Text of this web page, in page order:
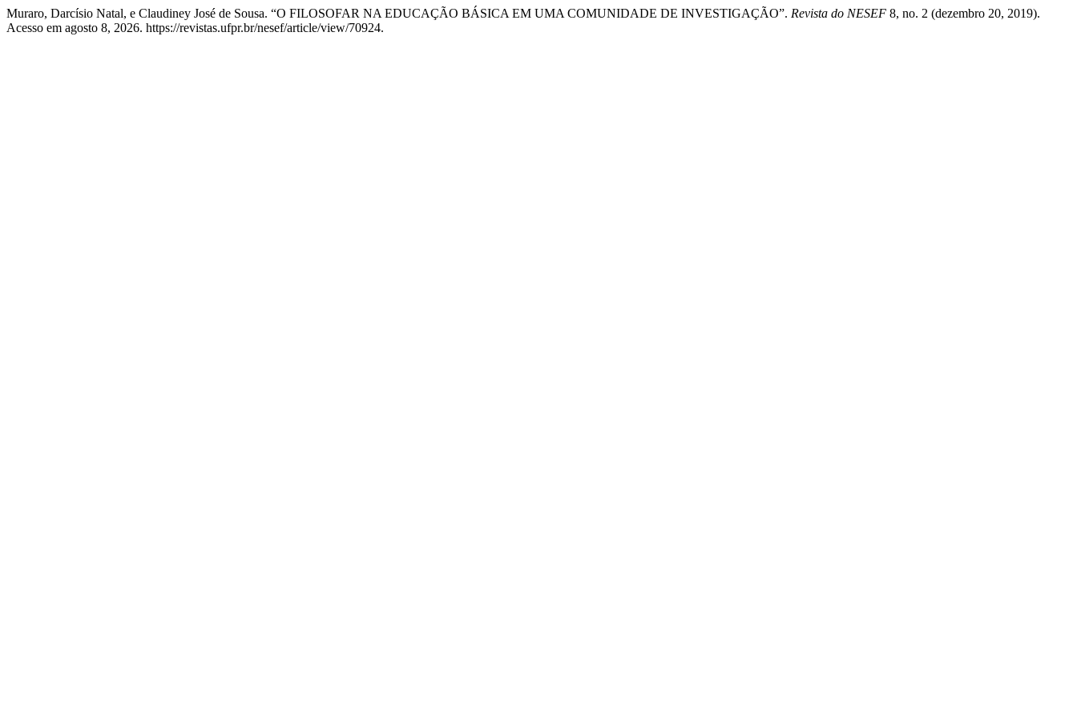
Muraro, Darcísio Natal, e Claudiney José de Sousa. “O FILOSOFAR NA EDUCAÇÃO BÁSICA EM UMA COMUNIDADE DE INVESTIGAÇÃO”. Revista do NESEF 8, no. 2 (dezembro 20, 2019).
Acesso em agosto 8, 2026. https://revistas.ufpr.br/nesef/article/view/70924.